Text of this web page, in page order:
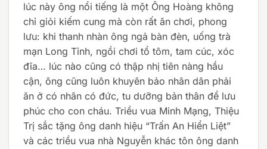
lúc này ông nổi tiếng là một Ông Hoàng không
chỉ giỏi kiếm cung mà còn rất ăn chơi, phong
lưu: khi thanh nhàn ông ngả bàn đèn, uống trà
mạn Long Tỉnh, ngồi chơi tổ tôm, tam cúc, xóc
đĩa… lúc nào cũng có thập nhị tiên nàng hầu
cận, ông cũng luôn khuyên bảo nhân dân phải
ăn ở có nhân có đức, tu dưỡng bản thân để lưu
phúc cho con cháu. Triều vua Minh Mạng, Thiệu
Trị sắc tặng ông danh hiệu “Trấn An Hiển Liệt”
và các triều vua nhà Nguyễn khác tôn ông danh